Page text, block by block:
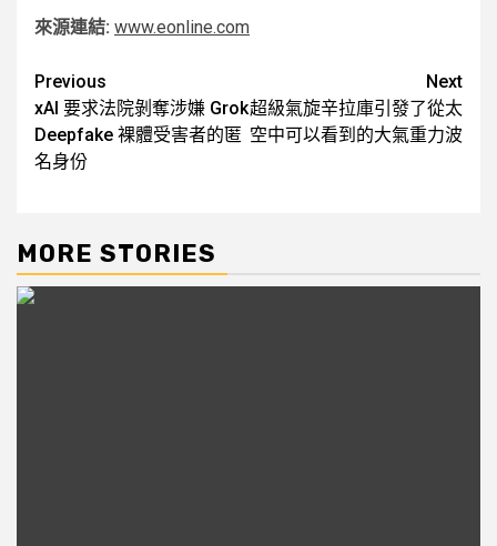
來源連結: www.eonline.com
Post
navigation
Previous
xAI 要求法院剝奪涉嫌 Grok
Deepfake 裸體受害者的匿
名身份
Next
超級氣旋辛拉庫引發了從太
空中可以看到的大氣重力波
MORE STORIES